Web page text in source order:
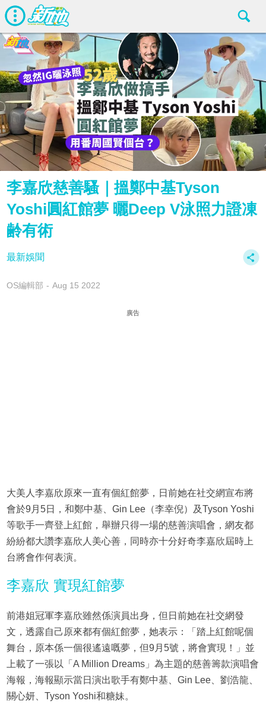
李嘉欣慈善騷｜搵鄭中基Tyson
Yoshi圓紅館夢 曬Deep V泳照力證凍
齢有術
最新娛聞
OS編輯部 Aug 15 2022
廣告
大美人李嘉欣原來一直有個紅館夢，日前她在社交網宣布將
會於9月5日，和鄭中基、Gin Lee（李幸倪）及Tyson Yoshi
等歌手一齊登上紅館，舉辦只得一場的慈善演唱會，網友都
紛紛都大讚李嘉欣人美心善，同時亦十分好奇李嘉欣屆時上
台將會作何表演。
李嘉欣 實現紅館夢
前港姐冠軍李嘉欣雖然係演員出身，但日前她在社交網發
文，透露自己原來都有個紅館夢，她表示：「踏上紅館呢個
舞台，原本係一個很遙遠嘅夢，但9月5號，將會實現！」並
上載了一張以「A Million Dreams」為主題的慈善籌款演唱會
海報，海報顯示當日演出歌手有鄭中基、Gin Lee、劉浩龍、
關心妍、Tyson Yoshi和糖妹。